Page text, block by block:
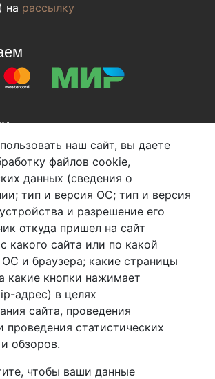
на рассылку
38-08
- оптовые продажи
г. Щелково, пер.
владение 2.
наш сайт, вы даете
файлов cookie,
данных (сведения о
тип и версия ОС; тип и версия
и разрешение его
откуда пришел на сайт
какого сайта или по какой
и браузера; какие страницы
какие кнопки нажимает
адрес) в целях
сайта, проведения
проведения статистических
обзоров.
чтобы ваши данные